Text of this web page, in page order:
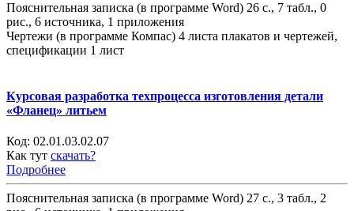
Пояснительная записка (в программе Word) 26 с., 7 табл., 0
рис., 6 источника, 1 приложения
Чертежи (в программе Компас) 4 листа плакатов и чертежей,
спецификации 1 лист
Курсовая разработка техпроцесса изготовления детали
«Фланец» литьем
Код: 02.01.03.02.07
Как тут скачать?
Подробнее
Пояснительная записка (в программе Word) 27 с., 3 табл., 2